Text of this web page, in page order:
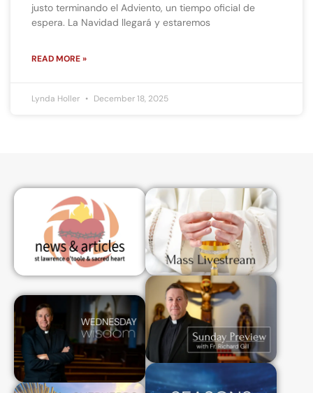
justo terminando el Adviento, un tiempo oficial de
espera. La Navidad llegará y estaremos
READ MORE »
Lynda Holler December 18, 2025